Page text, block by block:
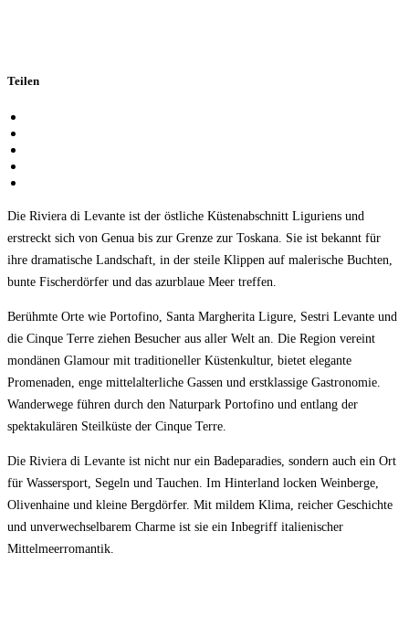
Teilen
Die Riviera di Levante ist der östliche Küstenabschnitt Liguriens und
erstreckt sich von Genua bis zur Grenze zur Toskana. Sie ist bekannt für
ihre dramatische Landschaft, in der steile Klippen auf malerische Buchten,
bunte Fischerdörfer und das azurblaue Meer treffen.
Berühmte Orte wie Portofino, Santa Margherita Ligure, Sestri Levante und
die Cinque Terre ziehen Besucher aus aller Welt an. Die Region vereint
mondänen Glamour mit traditioneller Küstenkultur, bietet elegante
Promenaden, enge mittelalterliche Gassen und erstklassige Gastronomie.
Wanderwege führen durch den Naturpark Portofino und entlang der
spektakulären Steilküste der Cinque Terre.
Die Riviera di Levante ist nicht nur ein Badeparadies, sondern auch ein Ort
für Wassersport, Segeln und Tauchen. Im Hinterland locken Weinberge,
Olivenhaine und kleine Bergdörfer. Mit mildem Klima, reicher Geschichte
und unverwechselbarem Charme ist sie ein Inbegriff italienischer
Mittelmeerromantik.